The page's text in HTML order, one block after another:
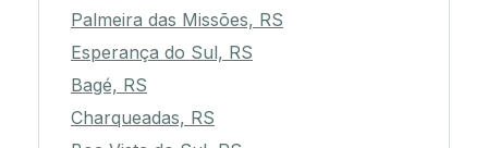
Palmeira das Missões, RS
Esperança do Sul, RS
Bagé, RS
Charqueadas, RS